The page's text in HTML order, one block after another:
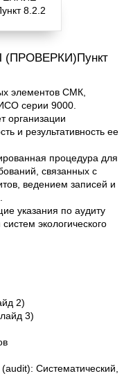
элементов СМК,
серии 9000.
организации
и результативность ее
процедура для
связанных с
ведением записей и
указания по аудиту
экологического
2)
3)
Систематический,